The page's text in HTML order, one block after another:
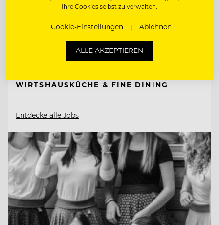
2651 Reichenau a. d. Rax, Österreich
WIRTSHAUSKÜCHE & FINE DINING
Entdecke alle Jobs
Ihre Cookies selbst zu verwalten.
Cookie-Einstellungen Ablehnen
ALLE AKZEPTIEREN